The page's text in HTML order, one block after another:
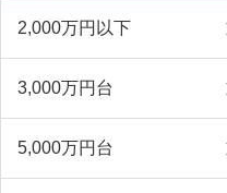
2,000万円以下
3,000万円台
5,000万円台